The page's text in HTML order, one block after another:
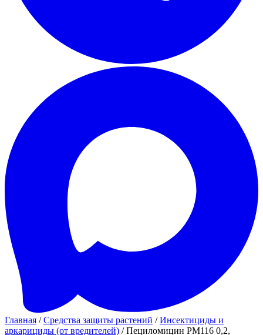
Главная /Средства защиты растений /Инсектициды и
аркарициды (от вредителей) / Пециломицин РМ116 0,2,